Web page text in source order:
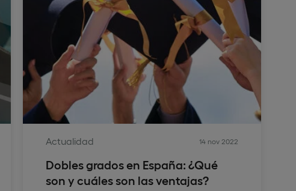
Actualidad 14 nov 2022
Dobles grados en España: ¿Qué
son y cuáles son las ventajas?